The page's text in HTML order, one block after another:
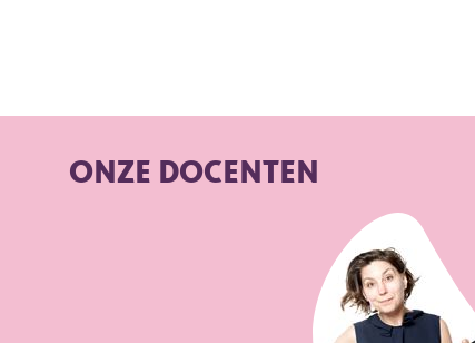
ONZE DOCENTEN